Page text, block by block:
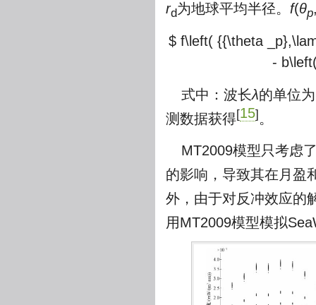
rd为地球平均半径。 f(θp
$ f\left( {{\theta
-
式中：波长λ的单位
测数据获得[15] 。
MT2009模型只考虑
的影响，导致其在月盈
外，由于对反冲效应的
用MT2009模型模拟